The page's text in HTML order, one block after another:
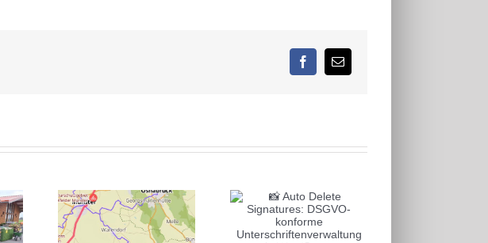
Facebook
E-
📸 Auto Delete
Signatures: DSGVO-
konforme